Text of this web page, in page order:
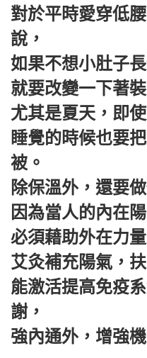
對於平時愛穿低
說，
如果不想小肚子長
就要改變一下著
尤其是夏天，即使
睡覺的時候也要
被。
除保溫外，還要
因為當人的內在
必須藉助外在力
艾灸補充陽氣，
能激活提高免疫
謝，
強內通外，增強